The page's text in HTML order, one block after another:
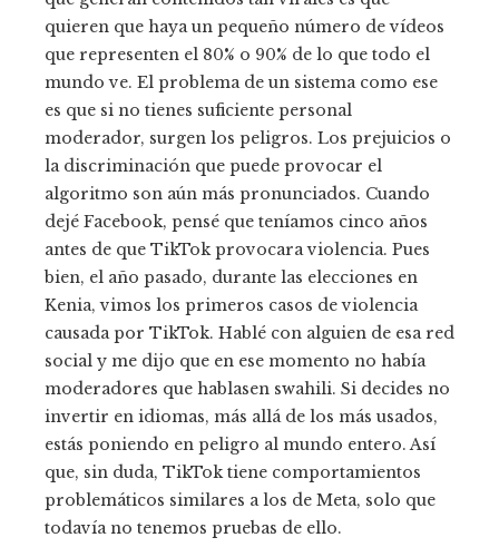
quieren que haya un pequeño número de vídeos
que representen el 80% o 90% de lo que todo el
mundo ve. El problema de un sistema como ese
es que si no tienes suficiente personal
moderador, surgen los peligros. Los prejuicios o
la discriminación que puede provocar el
algoritmo son aún más pronunciados. Cuando
dejé Facebook, pensé que teníamos cinco años
antes de que TikTok provocara violencia. Pues
bien, el año pasado, durante las elecciones en
Kenia, vimos los primeros casos de violencia
causada por TikTok. Hablé con alguien de esa red
social y me dijo que en ese momento no había
moderadores que hablasen swahili. Si decides no
invertir en idiomas, más allá de los más usados,
estás poniendo en peligro al mundo entero. Así
que, sin duda, TikTok tiene comportamientos
problemáticos similares a los de Meta, solo que
todavía no tenemos pruebas de ello.